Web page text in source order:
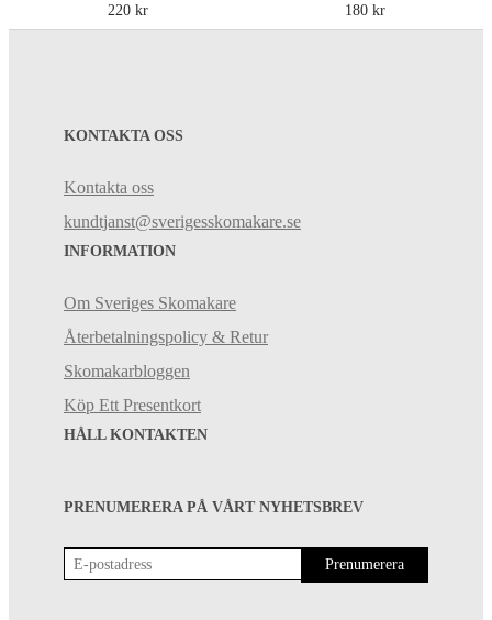
220 kr
180 kr
KONTAKTA OSS
Kontakta oss
kundtjanst@sverigesskomakare.se
INFORMATION
Om Sveriges Skomakare
Återbetalningspolicy & Retur
Skomakarbloggen
Köp Ett Presentkort
HÅLL KONTAKTEN
PRENUMERERA PÅ VÅRT NYHETSBREV